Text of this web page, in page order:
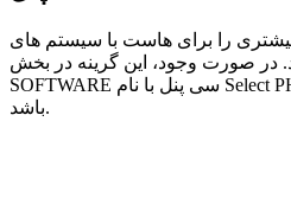
را برای هاست با سیستم های
در صورت وجود، این گرینه در بخش
SOFTWARE سی پنل با نام Select PHP Version در دسترس می
باشد.